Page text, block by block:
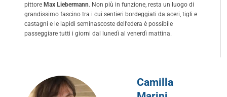
pittore Max Liebermann. Non più in funzione, resta un luogo di
grandissimo fascino tra i cui sentieri bordeggiati da aceri, tigli e
castagni e le lapidi seminascoste dell’edera è possibile
passeggiare tutti i giorni dal lunedì al venerdì mattina.
Camilla